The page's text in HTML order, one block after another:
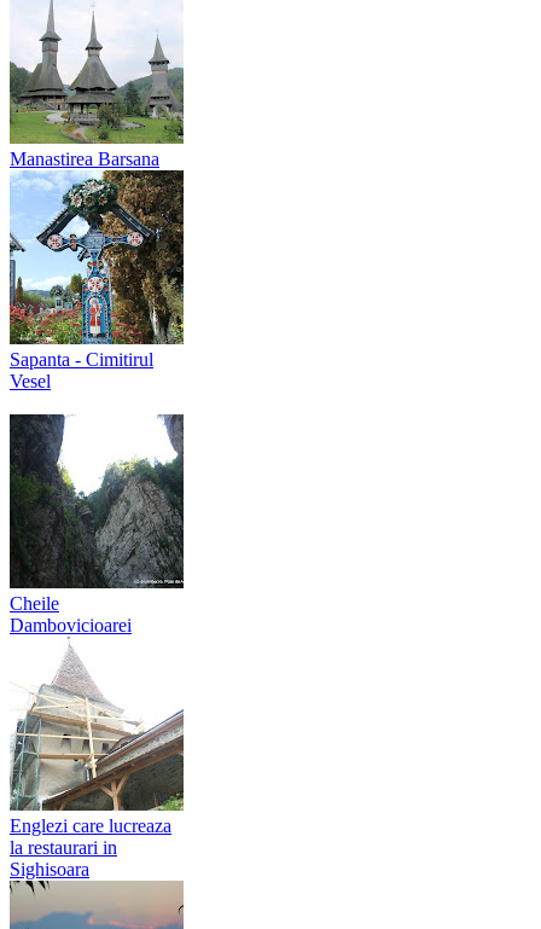
Manastirea Barsana
Sapanta - Cimitirul
Vesel
Cheile
Dambovicioarei
Englezi care lucreaza
la restaurari in
Sighisoara